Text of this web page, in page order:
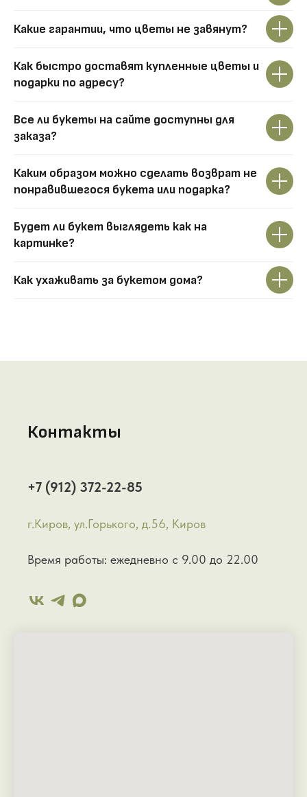
Какие гарантии, что цветы не завянут?
Как быстро доставят купленные цветы и
подарки по адресу?
Все ли букеты на сайте доступны для
заказа?
Каким образом можно сделать возврат не
понравившегося букета или подарка?
Будет ли букет выглядеть как на
картинке?
Как ухаживать за букетом дома?
Контакты
+7 (912) 372-22-85
г.Киров, ул.Горького, д.56, Киров
Время работы: ежедневно с 9.00 до 22.00